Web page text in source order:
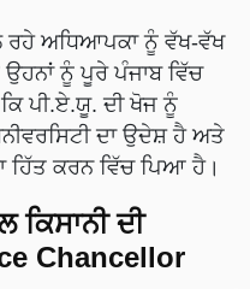
ਰਹੇ ਅਧਿਆਪਕਾ ਨੂੰ ਵੱਖ-ਵੱਖ
ਨੂੰ ਪੂਰੇ ਪੰਜਾਬ ਵਿੱਚ
ਪੀ.ਏ.ਯੂ. ਦੀ ਖੋਜ ਨੂੰ
ਦਾ ਉਦੇਸ਼ ਹੈ ਅਤੇ
ਹਿੱਤ ਕਰਨ ਵਿੱਚ ਪਿਆ ਹੈ।
ਕਿਸਾਨੀ ਦੀ
Chancellor